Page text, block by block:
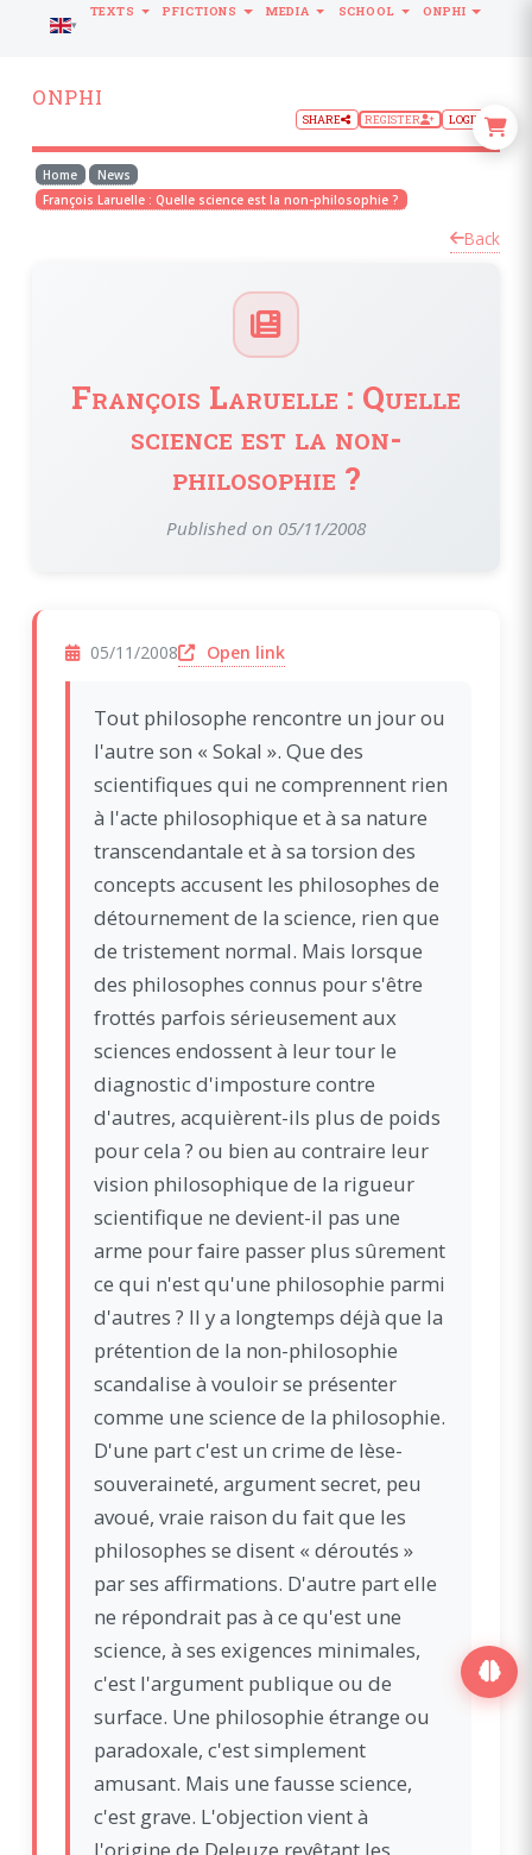
ONPHI
SHARE REGISTER LOGIN
Home
News
François Laruelle : Quelle science est la non-philosophie ?
Back
François Laruelle : Quelle
science est la non-
philosophie ?
Published on 05/11/2008
05/11/2008 Open link(opens in a new window)
Tout philosophe rencontre un jour ou
l'autre son « Sokal ». Que des
scientifiques qui ne comprennent rien
à l'acte philosophique et à sa nature
transcendantale et à sa torsion des
concepts accusent les philosophes de
détournement de la science, rien que
de tristement normal. Mais lorsque
des philosophes connus pour s'être
frottés parfois sérieusement aux
sciences endossent à leur tour le
diagnostic d'imposture contre
d'autres, acquièrent-ils plus de poids
pour cela ? ou bien au contraire leur
vision philosophique de la rigueur
scientifique ne devient-il pas une
arme pour faire passer plus sûrement
ce qui n'est qu'une philosophie parmi
d'autres ? Il y a longtemps déjà que la
prétention de la non-philosophie
scandalise à vouloir se présenter
comme une science de la philosophie.
D'une part c'est un crime de lèse-
souveraineté, argument secret, peu
avoué, vraie raison du fait que les
philosophes se disent « déroutés »
par ses affirmations. D'autre part elle
ne répondrait pas à ce qu'est une
science, à ses exigences minimales,
c'est l'argument publique ou de
surface. Une philosophie étrange ou
paradoxale, c'est simplement
amusant. Mais une fausse science,
c'est grave. L'objection vient à
LANGUAGE
TEXTS PFICTIONS MEDIA SCHOOL ONPHI